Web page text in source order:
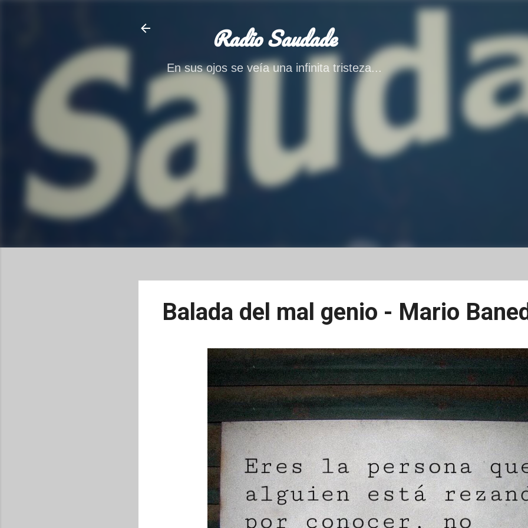
Ir al contenido principal
Radio Saudade
En sus ojos se veía una infinita tristeza...
Balada del mal genio - Mario